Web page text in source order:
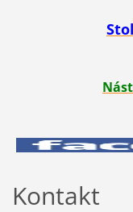
Kontakt